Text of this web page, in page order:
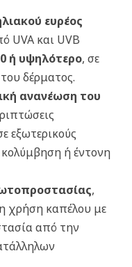
ευρέος
UVA και UVB
ή υψηλότερο, σε
δέρματος.
ανανέωση του
εξωτερικούς
ή έντονη
,
χρήση καπέλου με
από την